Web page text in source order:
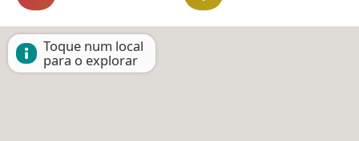
Toque num local
para o explorar